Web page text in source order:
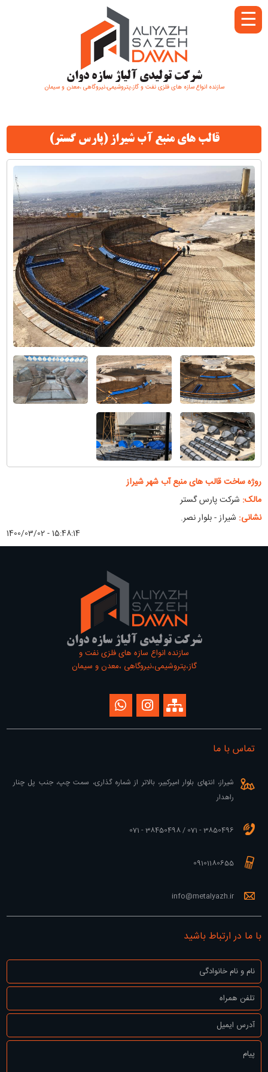
شرکت تولیدی آلیاژ سازه دوان
سازنده انواع سازه های فلزی نفت و گاز،پتروشیمی،نیروگاهی ،معدن و سیمان
☰
قالب های منبع آب شیراز (پارس گستر)
روژه ساخت قالب های منبع آب شهر شیراز
مالک: شرکت پارس گستر
نشانی: شیراز - بلوار نصر.
1400/03/02 - 15:48:14
شرکت تولیدی آلیاژ سازه دوان
سازنده انواع سازه های فلزی نفت و
گاز،پتروشیمی،نیروگاهی ،معدن و سیمان
تماس با ما
شیراز، انتهای بلوار امیرکبیر، بالاتر از شماره گذاری، سمت چپ، جنب پل چنار
راهدار
3850496 - 071 / 38450498 - 071
09101180655
info@metalyazh.ir
با ما در ارتباط باشید